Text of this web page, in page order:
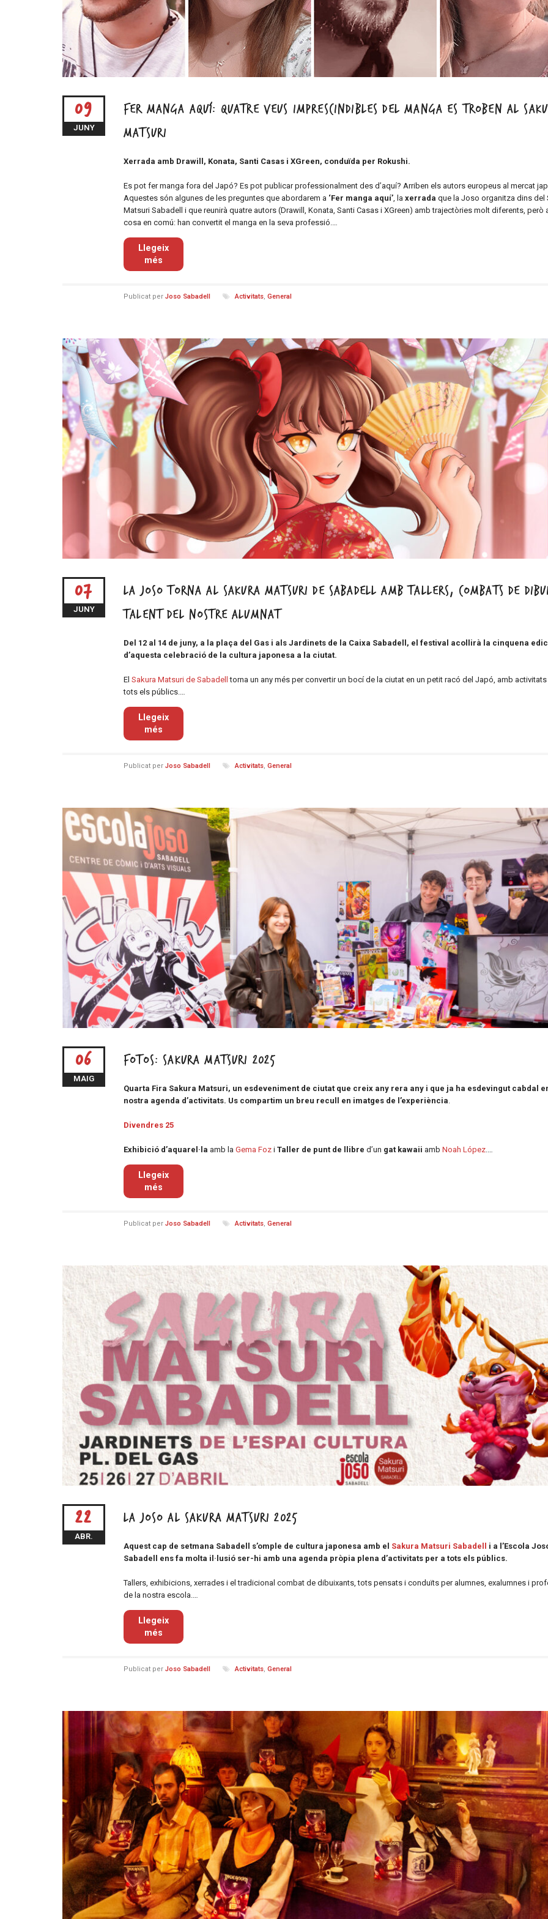
09
JUNY
Fer manga aquí: quatre veus imprescindibles del manga es troben al
Matsuri
Xerrada amb Drawill, Konata, Santi Casas i XGreen, conduïda per Rokushi.
Es pot fer manga fora del Japó? Es pot publicar professionalment des d’aquí? Arriben els autors europeus al mercat
Aquestes són algunes de les preguntes que abordarem a ‘Fer manga aquí’, la xerrada que la Joso organitza dins del
Matsuri Sabadell i que reunirà quatre autors (Drawill, Konata, Santi Casas i XGreen) amb trajectòries molt diferents, però
cosa en comú: han convertit el manga en la seva professió.…
Llegeix
més
Publicat per Joso Sabadell Activitats General
07
JUNY
La Joso torna al Sakura Matsuri de Sabadell amb tallers, combats de
talent del nostre alumnat
Del 12 al 14 de juny, a la plaça del Gas i als Jardinets de la Caixa Sabadell, el festival acollirà la cinquena
d’aquesta celebració de la cultura japonesa a la ciutat.
El Sakura Matsuri de Sabadell torna un any més per convertir un bocí de la ciutat en un petit racó del Japó, amb activitats
tots els públics.…
Llegeix
més
Publicat per Joso Sabadell Activitats General
06
MAIG
FOTOS: Sakura Matsuri 2025
Quarta Fira Sakura Matsuri, un esdeveniment de ciutat que creix any rera any i que ja ha esdevingut cabdal
nostra agenda d’activitats. Us compartim un breu recull en imatges de l’experiència.
Divendres 25
Exhibició d’aquarel·la amb la Gema Foz i Taller de punt de llibre d’un gat kawaii amb Noah López.…
Llegeix
més
Publicat per Joso Sabadell Activitats General
22
ABR.
La Joso al Sakura Matsuri 2025
Aquest cap de setmana Sabadell s’omple de cultura japonesa amb el Sakura Matsuri Sabadell
i a l’Escola
Sabadell ens fa molta il·lusió ser-hi amb una agenda pròpia plena d’activitats per a tots els públics.
Tallers, exhibicions, xerrades i el tradicional combat de dibuixants, tots pensats i conduïts per alumnes, exalumnes i
de la nostra escola.…
Llegeix
més
Publicat per Joso Sabadell Activitats General